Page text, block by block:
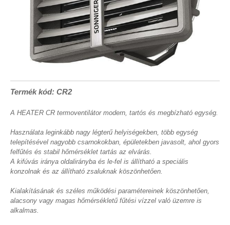
Termék kód: CR2
A HEATER CR termoventilátor modern, tartós és megbízható egység.
Használata leginkább nagy légterű helyiségekben, több egység
telepítésével nagyobb csarnokokban, épületekben javasolt, ahol gyors
felfűtés és stabil hőmérséklet tartás az elvárás.
A kifúvás iránya oldalirányba és le-fel is állítható a speciális
konzolnak és az állítható zsaluknak köszönhetően.
Kialakításának és széles működési paramétereinek köszönhetően,
alacsony vagy magas hőmérsékletű fűtési vízzel való üzemre is
alkalmas.